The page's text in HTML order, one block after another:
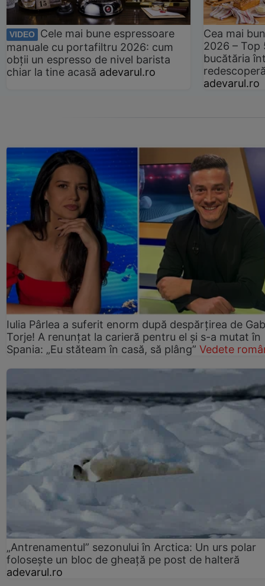
VIDEO
Cele mai bune espressoare
manuale cu portafiltru 2026: cum
obții un espresso de nivel barista
chiar la tine acasă adevarul.ro
Cea mai
2026 –
bucătăria
adevarul.ro
Iulia Pârlea a suferit enorm după despărțirea de
Torje! A renunțat la carieră pentru el și s-a mutat în
Spania: „Eu stăteam în casă, să plâng” Vedete
„Antrenamentul” sezonului în Arctica: Un urs polar
folosește un bloc de gheață pe post de halteră
adevarul.ro